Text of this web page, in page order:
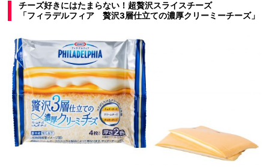
チーズ好きにはたまらない！超贅沢スライスチーズ
「フィラデルフィア 贅沢3層仕立ての濃厚クリーミーチーズ」